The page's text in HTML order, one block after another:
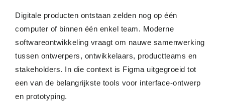
Digitale producten ontstaan zelden nog op één
computer of binnen één enkel team. Moderne
softwareontwikkeling vraagt om nauwe samenwerking
tussen ontwerpers, ontwikkelaars, productteams en
stakeholders. In die context is Figma uitgegroeid tot
een van de belangrijkste tools voor interface-ontwerp
en prototyping.